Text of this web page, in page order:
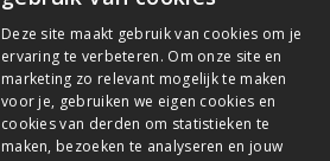
Deze site maakt gebruik van cookies om je
ervaring te verbeteren. Om onze site en
marketing zo relevant mogelijk te maken
voor je, gebruiken we eigen cookies en
cookies van derden om statistieken te
maken, bezoeken te analyseren en jouw